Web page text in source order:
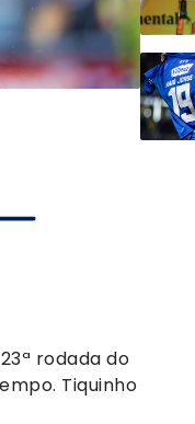
rodada do
Tiquinho